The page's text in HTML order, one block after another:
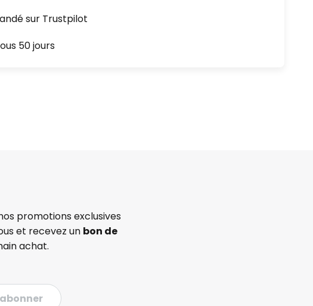
sur Trustpilot
50 jours
promotions exclusives
et recevez un bon de
achat.